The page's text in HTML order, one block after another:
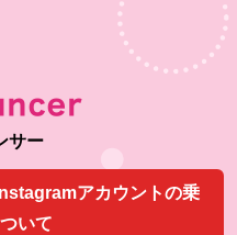
サー
アカウントの乗
いて